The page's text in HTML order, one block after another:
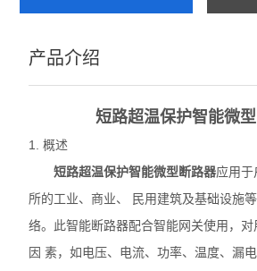
产品介绍
短路超温保护智能微
1. 概述
短路超温保护智能微型断路器应用于
所的工业、商业、 民用建筑及基础设施
络。此智能断路器配合智能网关使用，
因 素，如电压、电流、功率、温度、漏